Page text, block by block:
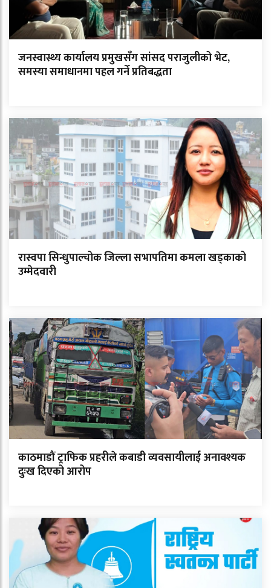
जनस्वास्थ्य कार्यालय प्रमुखसँग सांसद पराजुलीको भेट,
समस्या समाधानमा पहल गर्ने प्रतिबद्धता
रास्वपा सिन्धुपाल्चोक जिल्ला सभापतिमा कमला खड्काको
उम्मेदवारी
काठमाडौं ट्राफिक प्रहरीले कबाडी व्यवसायीलाई अनावश्यक
दुःख दिएको आरोप